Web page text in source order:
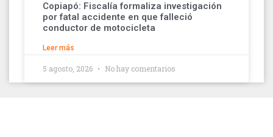
Copiapó: Fiscalía formaliza investigación
por fatal accidente en que falleció
conductor de motocicleta
Leer más
5 agosto, 2026 No hay comentarios